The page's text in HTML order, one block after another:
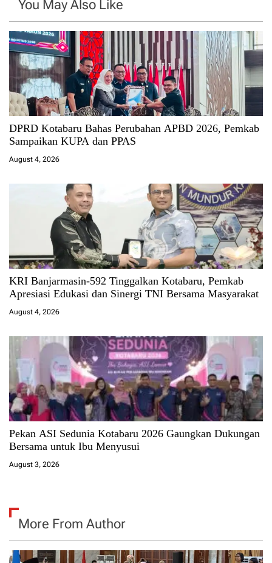
You May Also Like
DPRD Kotabaru Bahas Perubahan APBD 2026, Pemkab
Sampaikan KUPA dan PPAS
August 4, 2026
KRI Banjarmasin-592 Tinggalkan Kotabaru, Pemkab
Apresiasi Edukasi dan Sinergi TNI Bersama Masyarakat
August 4, 2026
Pekan ASI Sedunia Kotabaru 2026 Gaungkan Dukungan
Bersama untuk Ibu Menyusui
August 3, 2026
More From Author